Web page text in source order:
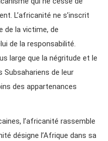
L’africanité ne s’inscrit
de la victime, de
de la responsabilité.
large que la négritude et le
de leur
des appartenances
l’africanité rassemble
désigne l’Afrique dans sa